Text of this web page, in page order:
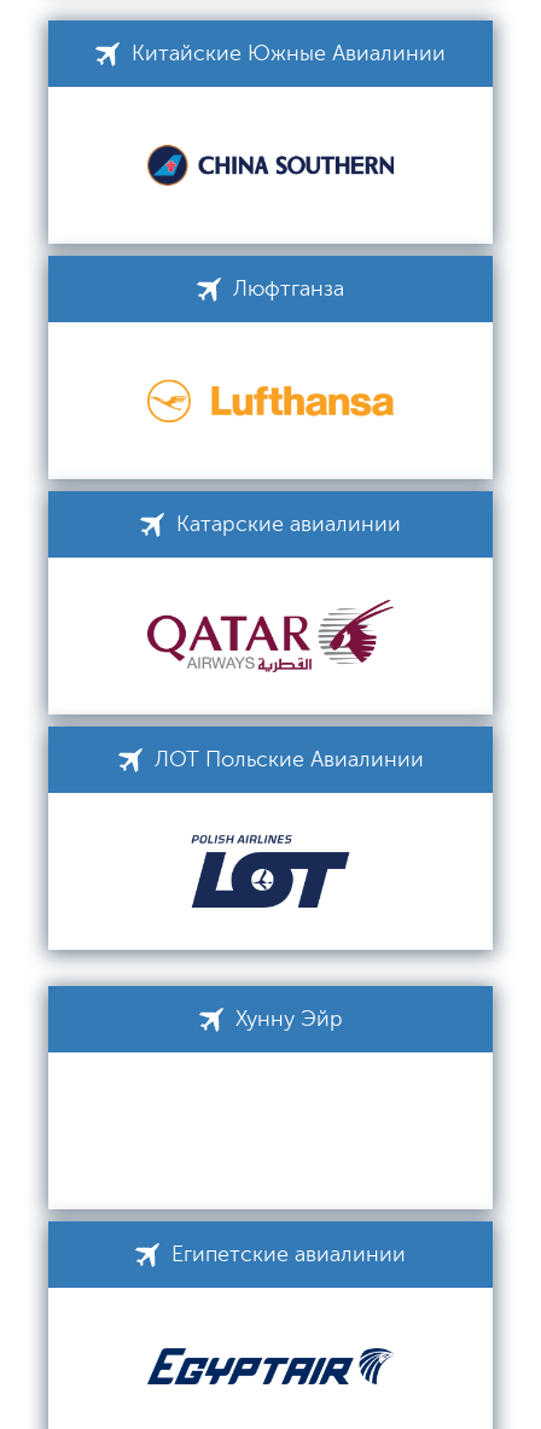
Китайские Южные Авиалинии
Люфтганза
Катарские авиалинии
ЛОТ Польские Авиалинии
Хунну Эйр
Египетские авиалинии